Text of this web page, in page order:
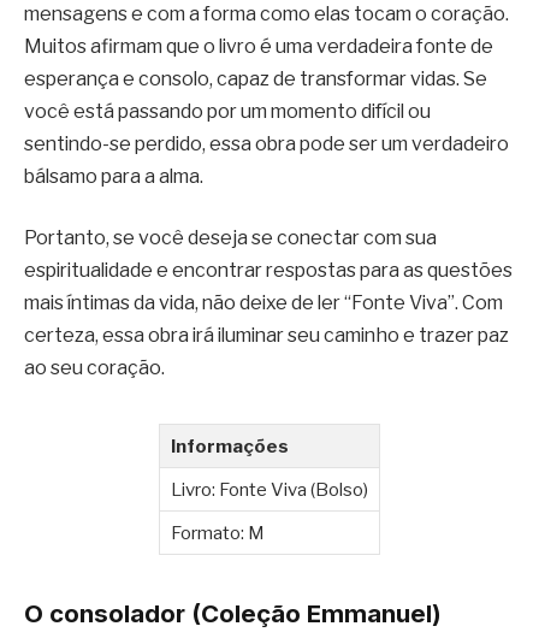
mensagens e com a forma como elas tocam o coração.
Muitos afirmam que o livro é uma verdadeira fonte de
esperança e consolo, capaz de transformar vidas. Se
você está passando por um momento difícil ou
sentindo-se perdido, essa obra pode ser um verdadeiro
bálsamo para a alma.
Portanto, se você deseja se conectar com sua
espiritualidade e encontrar respostas para as questões
mais íntimas da vida, não deixe de ler “Fonte Viva”. Com
certeza, essa obra irá iluminar seu caminho e trazer paz
ao seu coração.
Informações
Livro: Fonte Viva (Bolso)
Formato: M
O consolador (Coleção Emmanuel)